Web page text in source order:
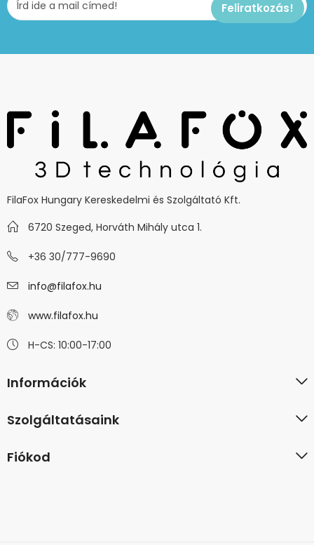
FilaFox Hungary Kereskedelmi és Szolgáltató Kft.
6720 Szeged, Horváth Mihály utca 1.
+36 30/777-9690
info@filafox.hu
www.filafox.hu
H-CS: 10:00-17:00
Információk
Szolgáltatásaink
Fiókod